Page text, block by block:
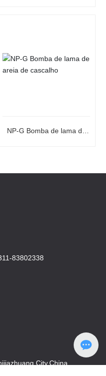
NP-G Bomba de lama de
83802338
City,China